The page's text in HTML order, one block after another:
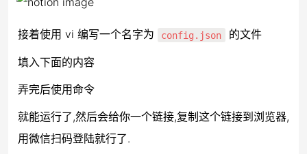
接着使用 vi 编写一个名字为 config.json 的文件
填入下面的内容
弄完后使用命令
就能运行了,然后会给你一个链接,复制这个链接到浏览器,
用微信扫码登陆就行了.